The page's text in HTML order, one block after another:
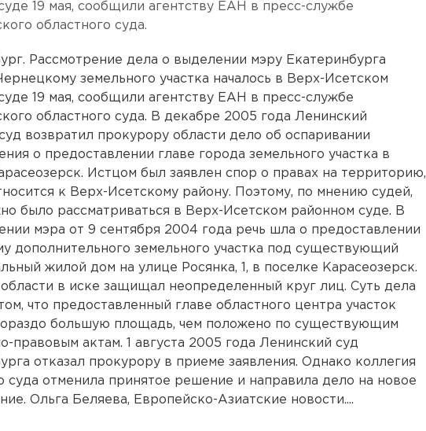
19 мая, сообщили агентству ЕАН в пресс-службе
областного суда.
Рассмотрение дела о выделении мэру Екатеринбурга
земельного участка началось в Верх-Исетском
19 мая, сообщили агентству ЕАН в пресс-службе
областного суда. В декабре 2005 года Ленинский
возвратил прокурору области дело об оспаривании
о предоставлении главе города земельного участка в
Истцом был заявлен спор о правах на территорию,
к Верх-Исетскому району. Поэтому, по мнению судей,
было рассматриваться в Верх-Исетском районном суде. В
мэра от 9 сентября 2004 года речь шла о предоставлении
дополнительного земельного участка под существующий
жилой дом на улице Росянка, 1, в поселке Карасеозерск.
в иске защищал неопределенный круг лиц. Суть дела
что предоставленный главе областного центра участок
большую площадь, чем положено по существующим
правовым актам. 1 августа 2005 года Ленинский суд
отказал прокурору в приеме заявления. Однако коллегия
суда отменила принятое решение и направила дело на новое
Ольга Беляева, Европейско-Азиатские новости....